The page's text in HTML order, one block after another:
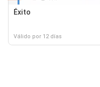
Éxito
Válido por 12 días